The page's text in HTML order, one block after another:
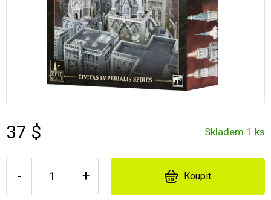
37 $ Skladem 1 ks
- + Koupit